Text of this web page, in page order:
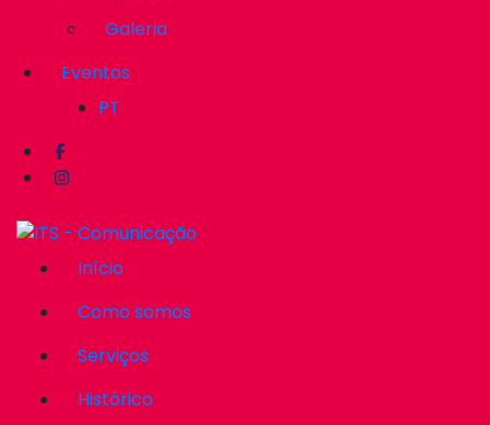
Galeria
Eventos
PT
Início
Como somos
Serviços
Histórico